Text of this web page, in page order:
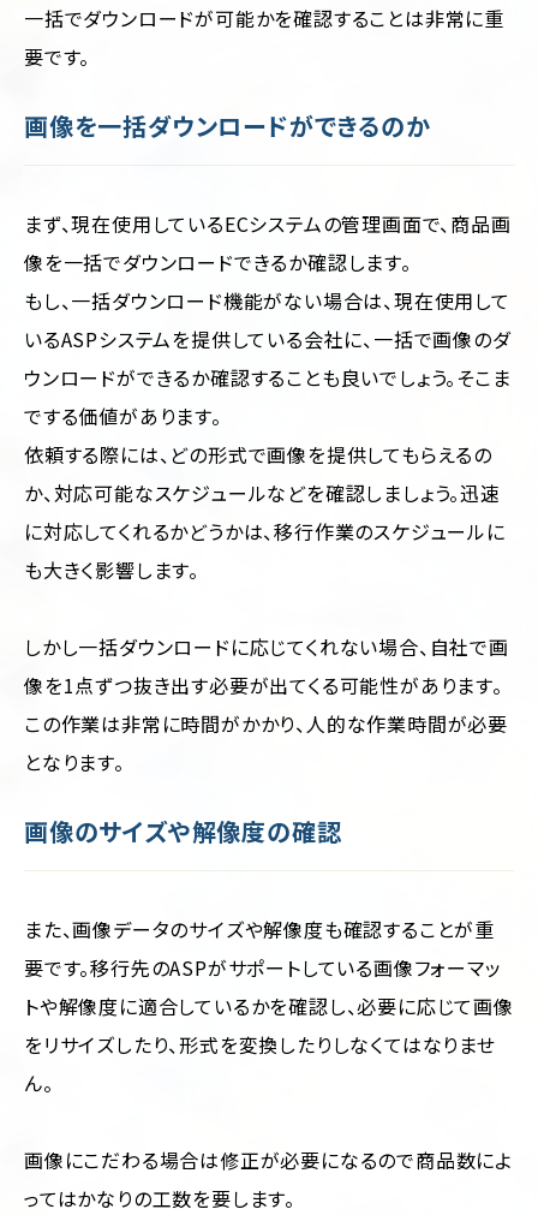
一括でダウンロードが可能かを確認することは非常に重
要です。
画像を一括ダウンロードができるのか
まず、現在使用しているECシステムの管理画面で、商品画
像を一括でダウンロードできるか確認します。
もし、一括ダウンロード機能がない場合は、現在使用して
いるASPシステムを提供している会社に、一括で画像のダ
ウンロードができるか確認することも良いでしょう。そこま
でする価値があります。
依頼する際には、どの形式で画像を提供してもらえるの
か、対応可能なスケジュールなどを確認しましょう。迅速
に対応してくれるかどうかは、移行作業のスケジュールに
も大きく影響します。
しかし一括ダウンロードに応じてくれない場合、自社で画
像を1点ずつ抜き出す必要が出てくる可能性があります。
この作業は非常に時間がかかり、人的な作業時間が必要
となります。
画像のサイズや解像度の確認
また、画像データのサイズや解像度も確認することが重
要です。移行先のASPがサポートしている画像フォーマッ
トや解像度に適合しているかを確認し、必要に応じて画像
をリサイズしたり、形式を変換したりしなくてはなりませ
ん。
画像にこだわる場合は修正が必要になるので商品数によ
ってはかなりの工数を要します。